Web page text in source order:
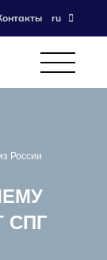
ru
России
СПГ